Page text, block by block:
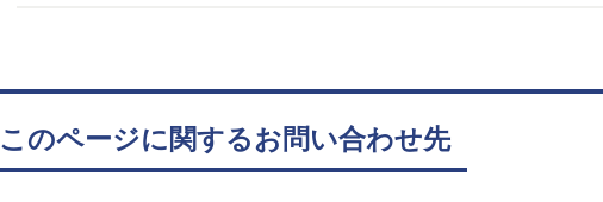
このページに関するお問い合わせ先